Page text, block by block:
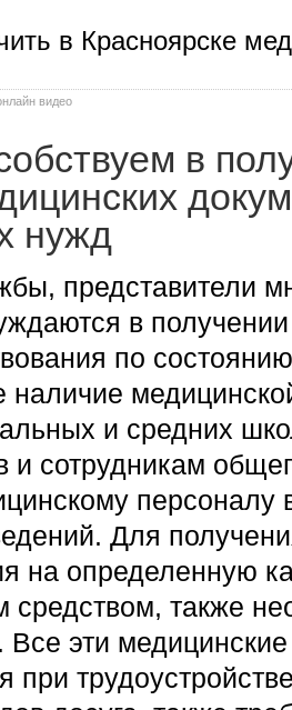
в Красноярске
видео
в
нужд
представители
в получении
по
наличие
и средних
и сотрудникам
персоналу
Для
на определенную
средством, также
Все эти
при